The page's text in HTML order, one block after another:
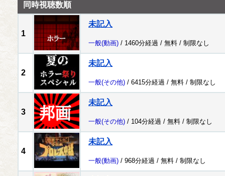
同時視聴数順
1
未記入
一般(動画) / 1460分経過 / 無料 / 制限なし
2
未記入
一般(その他) / 6415分経過 / 無料 / 制限なし
3
未記入
一般(その他) / 104分経過 / 無料 / 制限なし
4
未記入
一般(動画) / 968分経過 / 無料 / 制限なし